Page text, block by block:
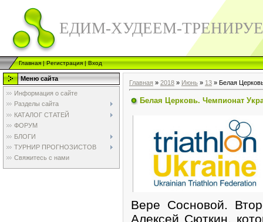
ЕДИМ-ХУДЕЕМ-
Главная|Регистрация|Вход
Меню сайта
Информация о сайте
Разделы сайта
КАТАЛОГ СТАТЕЙ
ФОРУМ
БЛОГИ
ТУРНИР ПРОГНОЗИСТОВ
Свяжитесь с нами
Главная » 2018 » Июнь » 13 » Белая
Белая Церковь. Чемпионат
Вере Сосновой.
Алексей Сюткин,